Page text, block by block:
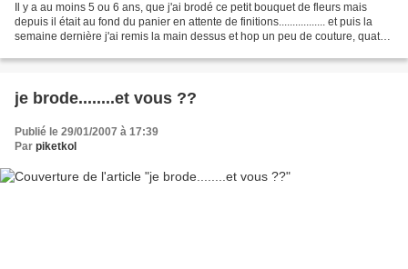
Il y a au moins 5 ou 6 ans, que j'ai brodé ce petit bouquet de fleurs mais
depuis il était au fond du panier en attente de finitions................. et puis la
semaine dernière j'ai remis la main dessus et hop un peu de couture, quatre
je brode........et vous ??
Publié le 29/01/2007 à 17:39
Par piketkol